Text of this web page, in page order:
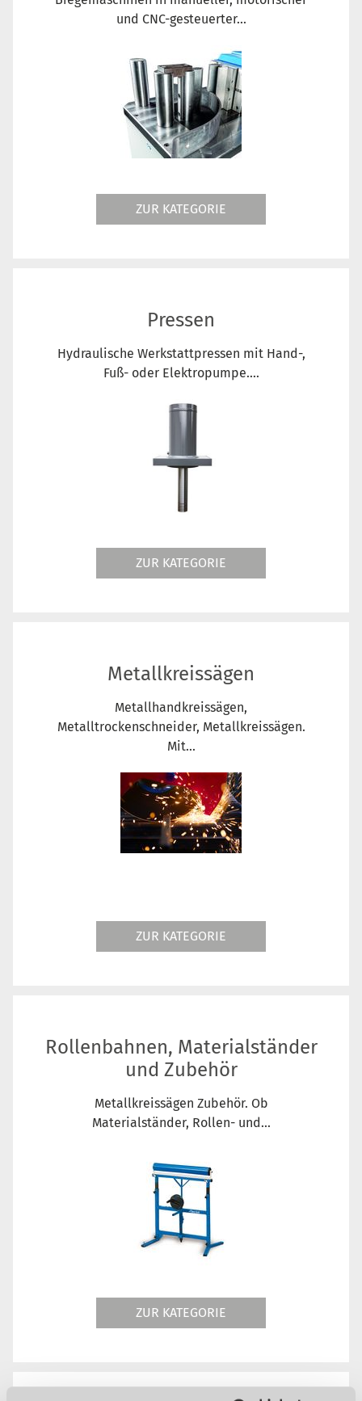
und CNC-gesteuerter...
ZUR KATEGORIE
Pressen
Hydraulische Werkstattpressen mit Hand-,
Fuß- oder Elektropumpe....
ZUR KATEGORIE
Metallkreissägen
Metallhandkreissägen,
Metalltrockenschneider, Metallkreissägen.
Mit...
ZUR KATEGORIE
Rollenbahnen, Materialständer
und Zubehör
Metallkreissägen Zubehör. Ob
Materialständer, Rollen- und...
ZUR KATEGORIE